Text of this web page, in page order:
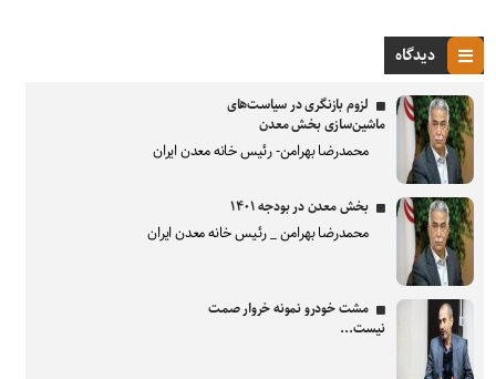
دیدگاه
لزوم بازنگری در سیاست‌های
ماشین‌سازی بخش معدن
محمدرضا بهرامن- رئیس خانه معدن ایران
بخش معدن در بودجه ۱۴۰۱
محمدرضا بهرامن _ رئیس خانه معدن ایران
مشت خودرو نمونه خروار صمت
نیست...